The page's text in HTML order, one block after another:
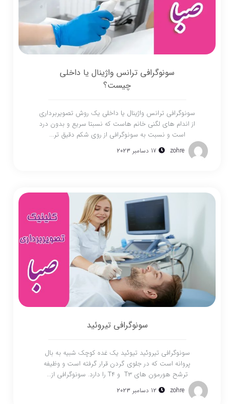
سونوگرافی ترانس واژینال یا داخلی
چیست؟
سونوگرافی ترانس واژینال یا داخلی یک روش تصویربرداری
از اندام های لگنی خانم هاست که نسبتا سریع و بدون درد
است و نسبت به سونوگرافی از روی شکم دقیق تر...
zohre 17 دسامبر 2023
سونوگرافی تیروئید
سونوگرافی تیروئید تیوئید یک غده کوچک شبیه به بال
پروانه است که در جلوی گردن قرار گرفته است و وظیفه
ترشح هورمون های T3 و T4 را دارد. سونوگرافی از...
zohre 12 دسامبر 2023